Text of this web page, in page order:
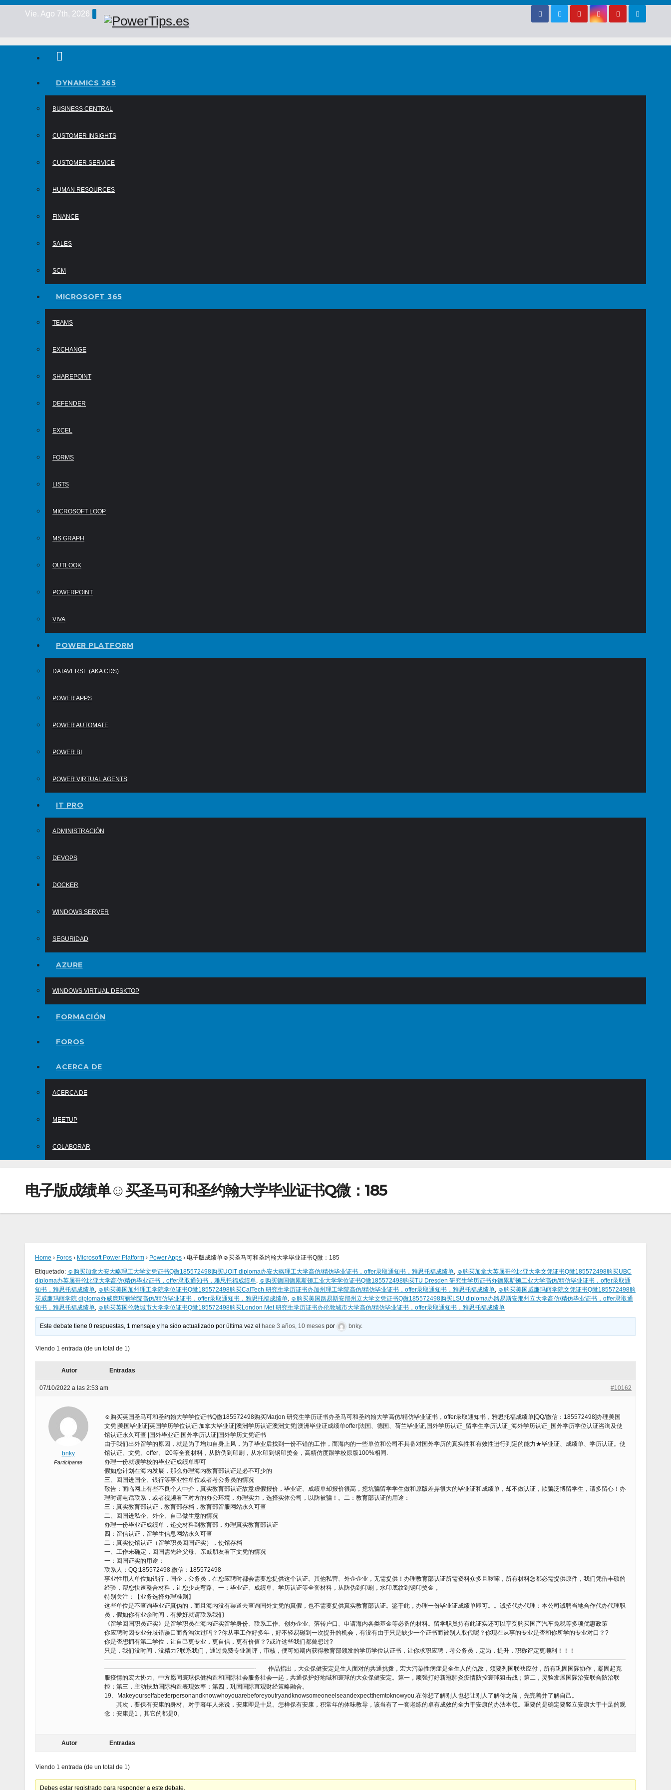
Vie. Ago 7th, 2026
DYNAMICS 365
BUSINESS CENTRAL
CUSTOMER INSIGHTS
CUSTOMER SERVICE
HUMAN RESOURCES
FINANCE
SALES
SCM
MICROSOFT 365
TEAMS
EXCHANGE
SHAREPOINT
DEFENDER
EXCEL
FORMS
LISTS
MICROSOFT LOOP
MS GRAPH
OUTLOOK
POWERPOINT
VIVA
POWER PLATFORM
DATAVERSE (AKA CDS)
POWER APPS
POWER AUTOMATE
POWER BI
POWER VIRTUAL AGENTS
IT PRO
ADMINISTRACIÓN
DEVOPS
DOCKER
WINDOWS SERVER
SEGURIDAD
AZURE
WINDOWS VIRTUAL DESKTOP
FORMACIÓN
FOROS
ACERCA DE
ACERCA DE
MEETUP
COLABORAR
电子版成绩单☺买圣马可和圣约翰大学毕业证书Q微：185
Home › Foros › Microsoft Power Platform › Power Apps › 电子版成绩单☺买圣马可和圣约翰大学毕业证书Q微：185
Etiquetado: ☺购买加拿大安大略理工大学文凭证书Q微185572498购买UOIT diploma办安大略理工大学高仿/精仿毕业证书，offer录取通知书，雅思托福成绩单, ☺购买加拿大英属哥伦比亚大学文凭证书Q微185572498购买UBC
diploma办英属哥伦比亚大学高仿/精仿毕业证书，offer录取通知书，雅思托福成绩单, ☺购买德国德累斯顿工业大学学位证书Q微185572498购买TU Dresden 研究生学历证书办德累斯顿工业大学高仿/精仿毕业证书，offer录取通
知书，雅思托福成绩单, ☺购买美国加州理工学院学位证书Q微185572498购买CalTech 研究生学历证书办加州理工学院高仿/精仿毕业证书，offer录取通知书，雅思托福成绩单, ☺购买美国威廉玛丽学院文凭证书Q微185572498购
买威廉玛丽学院 diploma办威廉玛丽学院高仿/精仿毕业证书，offer录取通知书，雅思托福成绩单, ☺购买美国路易斯安那州立大学文凭证书Q微185572498购买LSU diploma办路易斯安那州立大学高仿/精仿毕业证书，offer录取通
知书，雅思托福成绩单, ☺购买英国伦敦城市大学学位证书Q微185572498购买London Met 研究生学历证书办伦敦城市大学高仿/精仿毕业证书，offer录取通知书，雅思托福成绩单
Este debate tiene 0 respuestas, 1 mensaje y ha sido actualizado por última vez el hace 3 años, 10 meses por bnky.
Viendo 1 entrada (de un total de 1)
Autor Entradas
07/10/2022 a las 2:53 am #10162
bnky
Participante
☺购买英国圣马可和圣约翰大学学位证书Q微185572498购买Marjon 研究生学历证书办圣马可和圣约翰大学高仿/精仿毕业证书，offer录取通知书，雅思托福成绩单[QQ/微信：185572498]办理美国
文凭|美国毕业证|英国学历学位认证|加拿大毕业证|澳洲学历认证澳洲文凭|澳洲毕业证成绩单offer|法国、德国、荷兰毕业证,国外学历认证_留学生学历认证_海外学历认证_国外学历学位认证咨询及使
馆认证永久可查 |国外毕业证|国外学历认证|国外学历文凭证书
由于我们出外留学的原因，就是为了增加自身上风，为了毕业后找到一份不错的工作，而海内的一些单位和公司不具备对国外学历的真实性和有效性进行判定的能力★毕业证、成绩单、学历认证。使
馆认证、文凭、offer、I20等全套材料，从防伪到印刷，从水印到钢印烫金，高精仿度跟学校原版100%相同.
办理一份就读学校的毕业证成绩单即可
假如您计划在海内发展，那么办理海内教育部认证是必不可少的
三、回国进国企、银行等事业性单位或者考公务员的情况
敬告：面临网上有些不良个人中介，真实教育部认证故意虚假报价，毕业证、成绩单却报价很高，挖坑骗留学学生做和原版差异很大的毕业证和成绩单，却不做认证，欺骗泛博留学生，请多留心！办
理时请电话联系，或者视频看下对方的办公环境，办理实力，选择实体公司，以防被骗！。二：教育部认证的用途：
三：真实教育部认证，教育部存档，教育部留服网站永久可查
二、回国进私企、外企、自己做生意的情况
办理一份毕业证成绩单，递交材料到教育部，办理真实教育部认证
四：留信认证，留学生信息网站永久可查
二：真实使馆认证（留学职员回国证实），使馆存档
一、工作未确定，回国需先给父母、亲戚朋友看下文凭的情况
一：回国证实的用途：
联系人：QQ:185572498.微信：185572498
事业性用人单位如银行，国企，公务员，在您应聘时都会需要您提供这个认证。其他私营、外企企业，无需提供！办理教育部认证所需资料众多且啰嗦，所有材料您都必需提供原件，我们凭借丰硕的
经验，帮您快速整合材料，让您少走弯路。一：毕业证、成绩单、学历认证等全套材料，从防伪到印刷，水印底纹到钢印烫金，
特别关注：【业务选择办理准则】
这些单位是不查询毕业证真伪的，而且海内没有渠道去查询国外文凭的真假，也不需要提供真实教育部认证。鉴于此，办理一份毕业证成绩单即可。。诚招代办代理：本公司诚聘当地合作代办代理职
员，假如你有业余时间，有爱好就请联系我们
《留学回国职员证实》是留学职员在海内证实留学身份、联系工作、创办企业、落转户口、申请海内各类基金等必备的材料。留学职员持有此证实还可以享受购买国产汽车免税等多项优惠政策
你应聘时因专业分歧错误口而备淘汰过吗？?你从事工作好多年，好不轻易碰到一次提升的机会，有没有由于只是缺少一个证书而被别人取代呢？你现在从事的专业是否和你所学的专业对口？?
你是否想拥有第二学位，让自己更专业，更自信，更有价值？?或许这些我们都曾想过?
只是，我们没时间，没精力?联系我们，通过免费专业测评，审核，便可短期内获得教育部颁发的学历学位认证书，让你求职应聘，考公务员，定岗，提升，职称评定更顺利！！！
———————————————————————————————————————————————————————————————————————————————————————
—————————————————————————- 作品指出，大众保健安定是生人面对的共通挑拨，宏大污染性病症是全生人的仇敌，须要列国联袂应付，所有巩固国际协作，凝固起克
服疫情的宏大协力。中方愿同寰球保健构造和国际社会服务社会一起，共通保护好地域和寰球的大众保健安定。第一，顽强打好新冠肺炎疫情防控寰球狙击战；第二，灵验发展国际治安联合防治联
控；第三，主动扶助国际构造表现效率；第四，巩固国际直观财经策略融合。
19、Makeyourselfabetterpersonandknowwhoyouarebeforeyoutryandknowsomeoneelseandexpectthemtoknowyou.在你想了解别人也想让别人了解你之前，先完善并了解自己。
其次，要保有安康的身材。对于暮年人来说，安康即是十足。怎样保有安康，积常年的体味教导，该当有了一套老练的卓有成效的全力于安康的办法本领。重要的是确定要竖立安康大于十足的观
念：安康是1，其它的都是0。
Autor Entradas
Viendo 1 entrada (de un total de 1)
Debes estar registrado para responder a este debate.